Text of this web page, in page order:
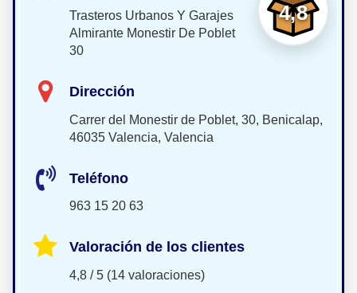
4,8
Trasteros Urbanos Y Garajes
Almirante Monestir De Poblet
30
Dirección
Carrer del Monestir de Poblet, 30, Benicalap,
46035 Valencia, Valencia
Teléfono
963 15 20 63
Valoración de los clientes
4,8 / 5 (14 valoraciones)